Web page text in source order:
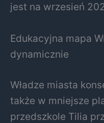
jest na wrzesień
Edukacyjna mapa
dynamicznie
Władze miasta
także w mniejsze
przedszkole Tilia